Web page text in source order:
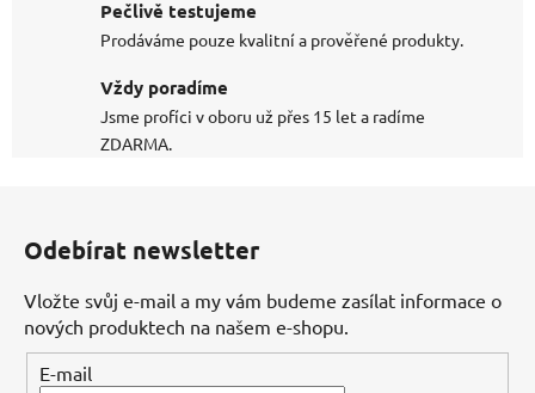
Pečlivě testujeme
Prodáváme pouze kvalitní a prověřené produkty.
Vždy poradíme
Jsme profíci v oboru už přes 15 let a radíme
ZDARMA.
Odebírat newsletter
Vložte svůj e-mail a my vám budeme zasílat informace o
nových produktech na našem e-shopu.
E-mail